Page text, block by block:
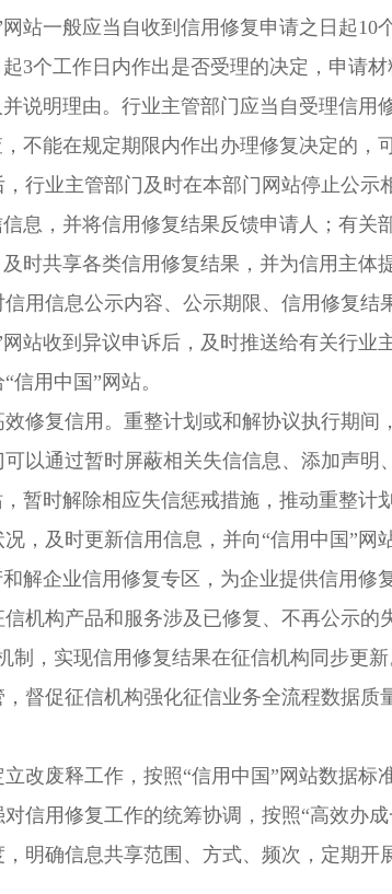
站一般应当自收到信用修复申请之日起
3个工作日内作出是否受理的决定，申请
说明理由。行业主管部门应当自受理信
不能在规定期限内作出办理修复决定的，
行业主管部门及时在本部门网站停止公示
息，并将信用修复结果反馈申请人；有
时共享各类信用修复结果，并为信用主体
用信息公示内容、公示期限、信用修复结
站收到异议申诉后，及时推送给有关行业
用中国”网站。
修复信用。重整计划或和解协议执行期
以通过暂时屏蔽相关失信信息、添加声
暂时解除相应失信惩戒措施，推动重整
，及时更新信用信息，并向“信用中国”
解企业信用修复专区，为企业提供信用修
机构产品和服务涉及已修复、不再公示的
制，实现信用修复结果在征信机构同步更
督促征信机构强化征信业务全流程数据质
改废释工作，按照“信用中国”网站数据
信用修复工作的统筹协调，按照“高效办
明确信息共享范围、方式、频次，定期